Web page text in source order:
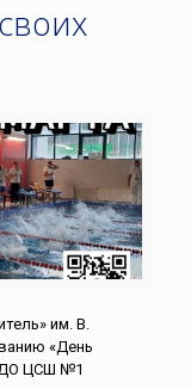
им. В.
«День
ЦСШ №1